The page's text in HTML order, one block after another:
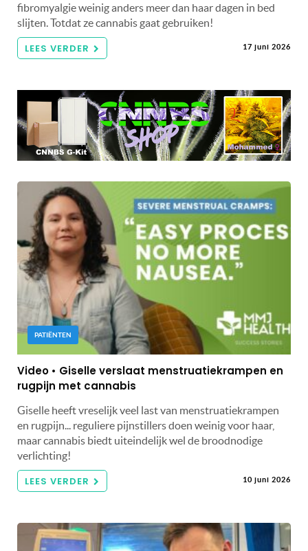
fibromyalgie weinig anders meer dan haar dagen in bed
slijten. Totdat ze cannabis gaat gebruiken!
LEES VERDER 17 juni 2026
PATIËNTEN
Video • Giselle verslaat menstruatiekrampen en
rugpijn met cannabis
Giselle heeft vreselijk veel last van menstruatiekrampen
en rugpijn... reguliere pijnstillers doen weinig voor haar,
maar cannabis biedt uiteindelijk wel de broodnodige
verlichting!
LEES VERDER 10 juni 2026